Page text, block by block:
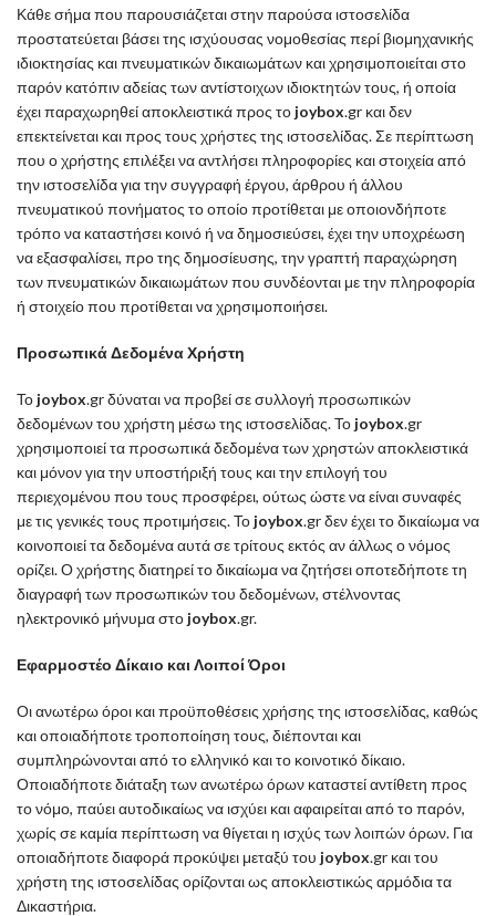
Κάθε σήμα που παρουσιάζεται στην παρούσα ιστοσελίδα
προστατεύεται βάσει της ισχύουσας νομοθεσίας περί βιομηχανικής
ιδιοκτησίας και πνευματικών δικαιωμάτων και χρησιμοποιείται στο
παρόν κατόπιν αδείας των αντίστοιχων ιδιοκτητών τους, ή οποία
έχει παραχωρηθεί αποκλειστικά προς το joybox.gr και δεν
επεκτείνεται και προς τους χρήστες της ιστοσελίδας. Σε περίπτωση
που ο χρήστης επιλέξει να αντλήσει πληροφορίες και στοιχεία από
την ιστοσελίδα για την συγγραφή έργου, άρθρου ή άλλου
πνευματικού πονήματος το οποίο προτίθεται με οποιονδήποτε
τρόπο να καταστήσει κοινό ή να δημοσιεύσει, έχει την υποχρέωση
να εξασφαλίσει, προ της δημοσίευσης, την γραπτή παραχώρηση
των πνευματικών δικαιωμάτων που συνδέονται με την πληροφορία
ή στοιχείο που προτίθεται να χρησιμοποιήσει.
Προσωπικά Δεδομένα Χρήστη
Το joybox.gr δύναται να προβεί σε συλλογή προσωπικών
δεδομένων του χρήστη μέσω της ιστοσελίδας. Το joybox.gr
χρησιμοποιεί τα προσωπικά δεδομένα των χρηστών αποκλειστικά
και μόνον για την υποστήριξή τους και την επιλογή του
περιεχομένου που τους προσφέρει, ούτως ώστε να είναι συναφές
με τις γενικές τους προτιμήσεις. Το joybox.gr δεν έχει το δικαίωμα να
κοινοποιεί τα δεδομένα αυτά σε τρίτους εκτός αν άλλως ο νόμος
ορίζει. Ο χρήστης διατηρεί το δικαίωμα να ζητήσει οποτεδήποτε τη
διαγραφή των προσωπικών του δεδομένων, στέλνοντας
ηλεκτρονικό μήνυμα στο joybox.gr.
Εφαρμοστέο Δίκαιο και Λοιποί Όροι
Οι ανωτέρω όροι και προϋποθέσεις χρήσης της ιστοσελίδας, καθώς
και οποιαδήποτε τροποποίηση τους, διέπονται και
συμπληρώνονται από το ελληνικό και το κοινοτικό δίκαιο.
Οποιαδήποτε διάταξη των ανωτέρω όρων καταστεί αντίθετη προς
το νόμο, παύει αυτοδικαίως να ισχύει και αφαιρείται από το παρόν,
χωρίς σε καμία περίπτωση να θίγεται η ισχύς των λοιπών όρων. Για
οποιαδήποτε διαφορά προκύψει μεταξύ του joybox.gr και του
χρήστη της ιστοσελίδας ορίζονται ως αποκλειστικώς αρμόδια τα
Δικαστήρια.